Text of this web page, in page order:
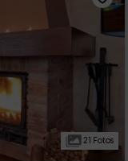
21 Fotos